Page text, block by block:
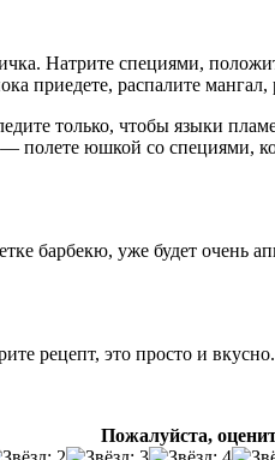
Натрите специями,
приедете, распалите мангал,
только, чтобы языки
юшкой со специями,
барбекю, уже будет
рецепт, это просто и вкусно.
Пожалуйста,